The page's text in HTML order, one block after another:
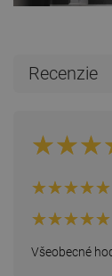
Recenzie
Všeobecné